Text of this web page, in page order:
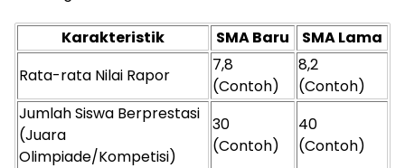
Karakteristik SMA Baru
SMA Lama
Rata-rata Nilai Rapor
7,8
(Contoh)
8,2
(Contoh)
Jumlah Siswa Berprestasi
(Juara
Olimpiade/Kompetisi)
30
(Contoh)
40
(Contoh)